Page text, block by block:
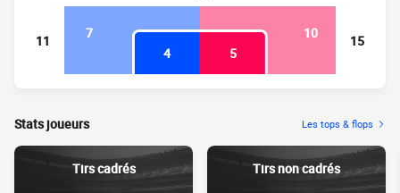
11 7
10
4
5
15
Stats joueurs Les tops & flops
Tirs cadrés Tirs non cadrés